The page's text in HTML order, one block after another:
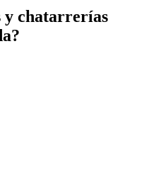
y chatarrerías